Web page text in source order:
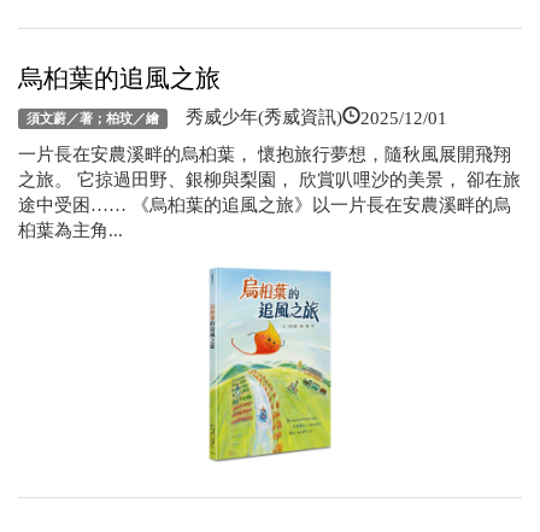
烏桕葉的追風之旅
須文蔚／著；柏玟／繪 秀威少年(秀威資訊) 2025/12/01
一片長在安農溪畔的烏桕葉， 懷抱旅行夢想，隨秋風展開飛翔
之旅。 它掠過田野、銀柳與梨園， 欣賞叭哩沙的美景， 卻在旅
途中受困…… 《烏桕葉的追風之旅》以一片長在安農溪畔的烏
桕葉為主角...